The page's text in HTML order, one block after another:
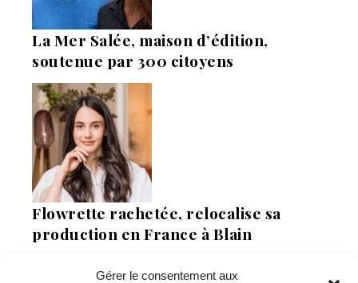
Gérer le consentement aux
La Mer Salée, maison d’édition,
soutenue par 300 citoyens
Flowrette rachetée, relocalise sa
production en France à Blain